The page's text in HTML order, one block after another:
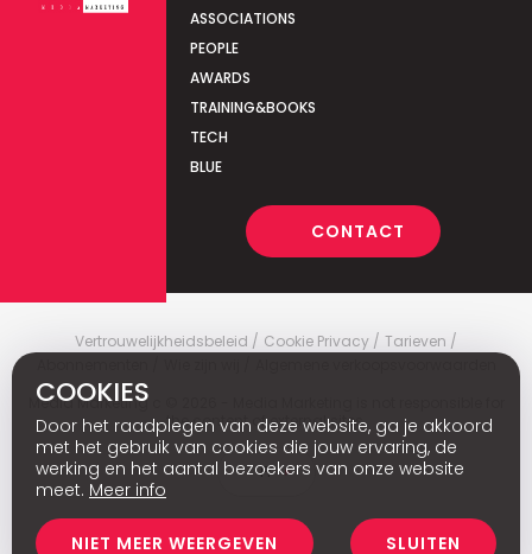
ASSOCIATIONS
PEOPLE
AWARDS
TRAINING&BOOKS
TECH
BLUE
CONTACT
Vertrouwelijkheidsbeleid Cookie Privacy
Tarieven
Media Marketing
the content of external sites.
Fr
COOKIES
Door het raadplegen van deze website, ga je akkoord
met het gebruik van cookies die jouw ervaring, de
werking en het aantal bezoekers van onze website
meet. Meer info
NIET MEER WEERGEVEN SLUITEN